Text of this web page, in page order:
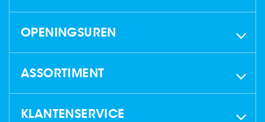
OPENINGSUREN
ASSORTIMENT
KLANTENSERVICE